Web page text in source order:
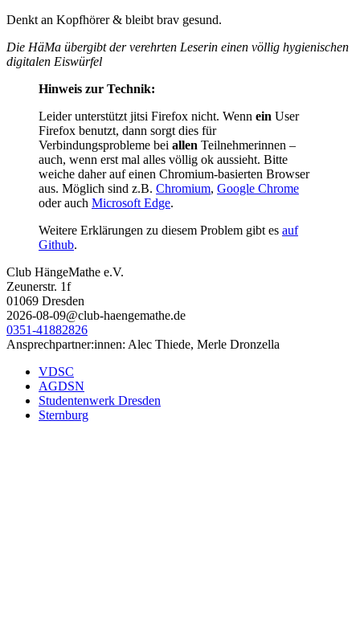
Denkt an Kopfhörer & bleibt brav gesund.
Die HäMa übergibt der verehrten Leserin einen völlig hygienischen
digitalen Eiswürfel
Hinweis zur Technik:
Leider unterstützt jitsi Firefox nicht. Wenn ein User
Firefox benutzt, dann sorgt dies für
Verbindungsprobleme bei allen Teilnehmerinnen –
auch, wenn erst mal alles völlig ok aussieht. Bitte
weiche daher auf einen Chromium-basierten Browser
aus. Möglich sind z.B. Chromium, Google Chrome
oder auch Microsoft Edge.
Weitere Erklärungen zu diesem Problem gibt es auf
Github.
Club HängeMathe e.V.
Zeunerstr. 1f
01069 Dresden
2026-08-09@club-haengemathe.de
0351-41882826
Ansprechpartner:innen: Alec Thiede, Merle Dronzella
VDSC
AGDSN
Studentenwerk Dresden
Sternburg